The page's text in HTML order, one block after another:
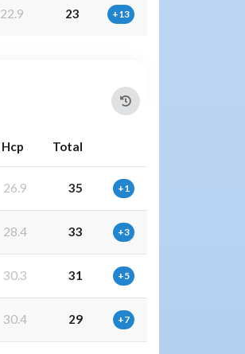
22.9 23 +13
Hcp Total
26.9 35 +1
28.4 33 +3
30.3 31 +5
30.4 29 +7